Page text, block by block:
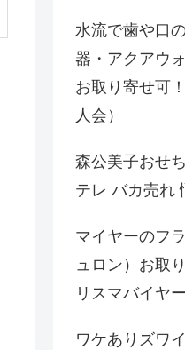
水流で歯や口
器・アクアウ
お取り寄せ可
人会）
森公美子おせ
テレ バカ売れ
マイヤーのフ
ュロン）お取
リスマバイヤ
ワケありズワ